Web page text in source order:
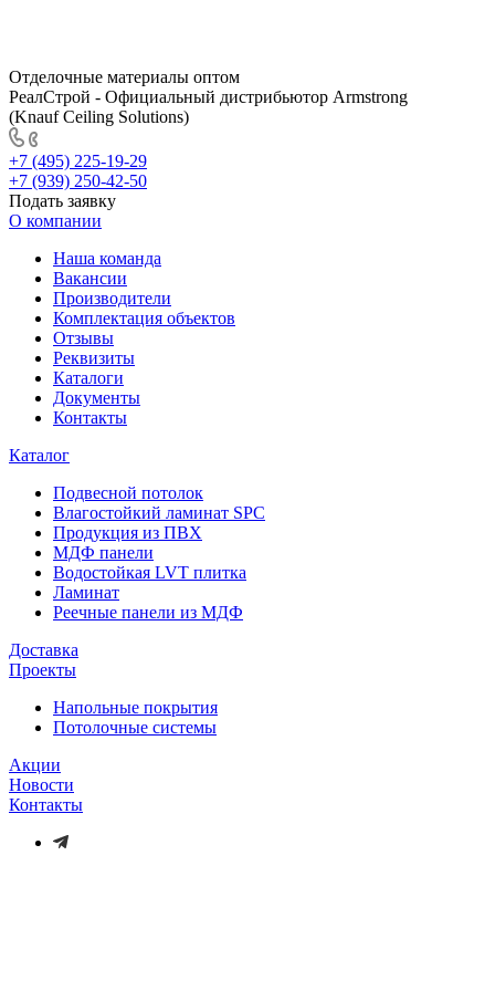
Отделочные материалы оптом
РеалСтрой - Официальный дистрибьютор Armstrong
(Knauf Ceiling Solutions)
+7 (495) 225-19-29
+7 (939) 250-42-50
Подать заявку
О компании
Наша команда
Вакансии
Производители
Комплектация объектов
Отзывы
Реквизиты
Каталоги
Документы
Контакты
Каталог
Подвесной потолок
Влагостойкий ламинат SPC
Продукция из ПВХ
МДФ панели
Водостойкая LVT плитка
Ламинат
Реечные панели из МДФ
Доставка
Проекты
Напольные покрытия
Потолочные системы
Акции
Новости
Контакты